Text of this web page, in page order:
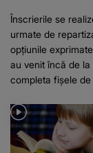
Înscrierile se
urmate de
opțiunile
au venit încă de
completa fișele